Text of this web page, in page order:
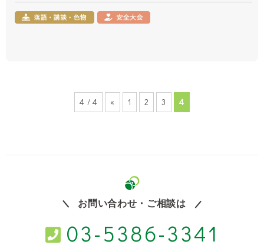
4 / 4 « 1 2 3 4
お問い合わせ・ご相談は
03-5386-3341